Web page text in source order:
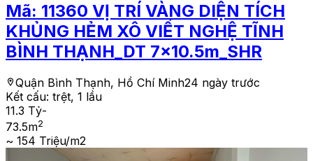
Mã: 11360 VỊ TRÍ VÀNG DIỆN TÍCH
KHỦNG HẺM XÔ VIẾT NGHỆ TĨNH
BÌNH THẠNH_DT 7x10.5m_SHR
Quận Bình Thạnh, Hồ Chí Minh24 ngày trước
Kết cấu: trệt, 1 lầu
11.3 Tỷ-
73.5m2
~ 154 Triệu/m2